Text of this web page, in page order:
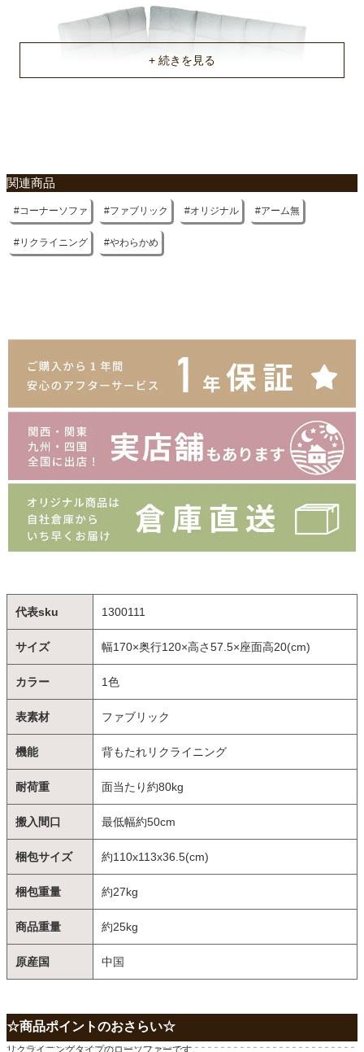
関連商品
コーナーソファ ファブリック オリジナル アーム無
リクライニング やわらかめ
代表sku 1300111
サイズ 幅170×奥行120×高さ57.5×座面高20(cm)
カラー 1色
表素材 ファブリック
機能 背もたれリクライニング
耐荷重 面当たり約80kg
搬入間口 最低幅約50cm
梱包サイズ 約110x113x36.5(cm)
梱包重量 約27kg
商品重量 約25kg
原産国 中国
☆商品ポイントのおさらい☆